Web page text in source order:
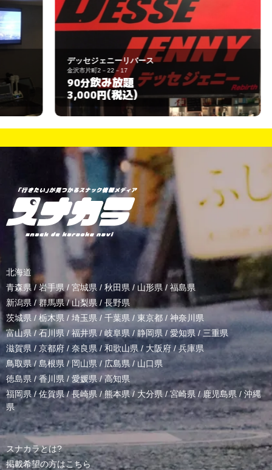
デッセジェニーリバース
金沢市片町2－22－17
90分飲み放題
3,000円(税込)
北海道
青森県 / 岩手県/ 宮城県 / 秋田県 / 山形県/ 福島県
新潟県 /群馬県/山梨県 / 長野県
茨城県 / 栃木県 / 埼玉県 / 千葉県 / 東京都 / 神奈川県
富山県 /石川県/福井県/岐阜県 / 静岡県 / 愛知県 / 三重県
滋賀県 / 京都府 / 奈良県 / 和歌山県/ 大阪府 /兵庫県
鳥取県/ 島根県 /岡山県/ 広島県 / 山口県
徳島県 /香川県 / 愛媛県/高知県
福岡県/佐賀県/長崎県 /熊本県/ 大分県/宮崎県 /鹿児島県 / 沖縄
県
スナカラとは?
掲載希望の方はこちら